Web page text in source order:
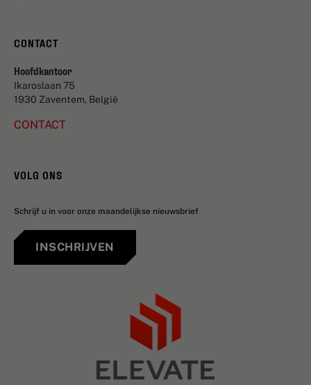
CONTACT
Hoofdkantoor
Ikaroslaan 75
1930 Zaventem, België
CONTACT
VOLG ONS
Schrijf u in voor onze maandelijkse nieuwsbrief
INSCHRIJVEN